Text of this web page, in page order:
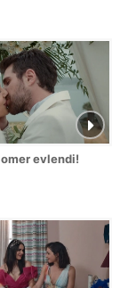
evlendi!